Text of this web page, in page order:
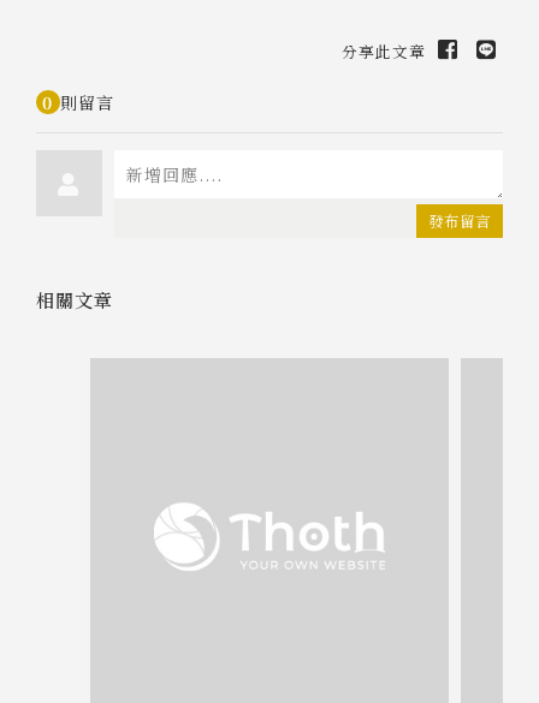
分享此文章
0 則留言
發布留言
相關文章